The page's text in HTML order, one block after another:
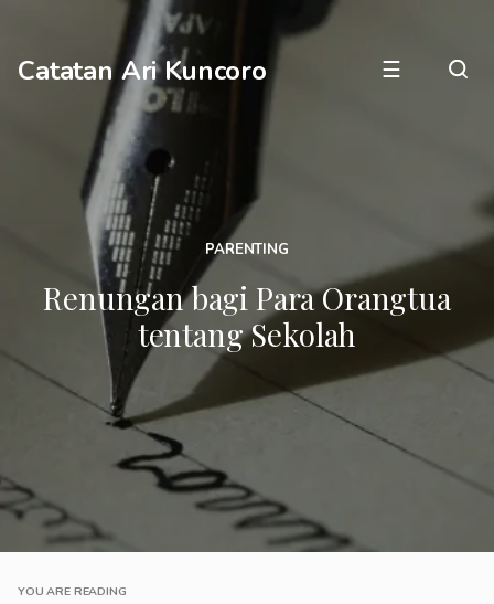
Catatan Ari Kuncoro ☰
PARENTING
Renungan bagi Para Orangtua
tentang Sekolah
YOU ARE READING